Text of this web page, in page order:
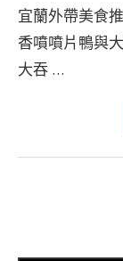
宜蘭外帶美食
香噴噴片鴨與
大吞 …